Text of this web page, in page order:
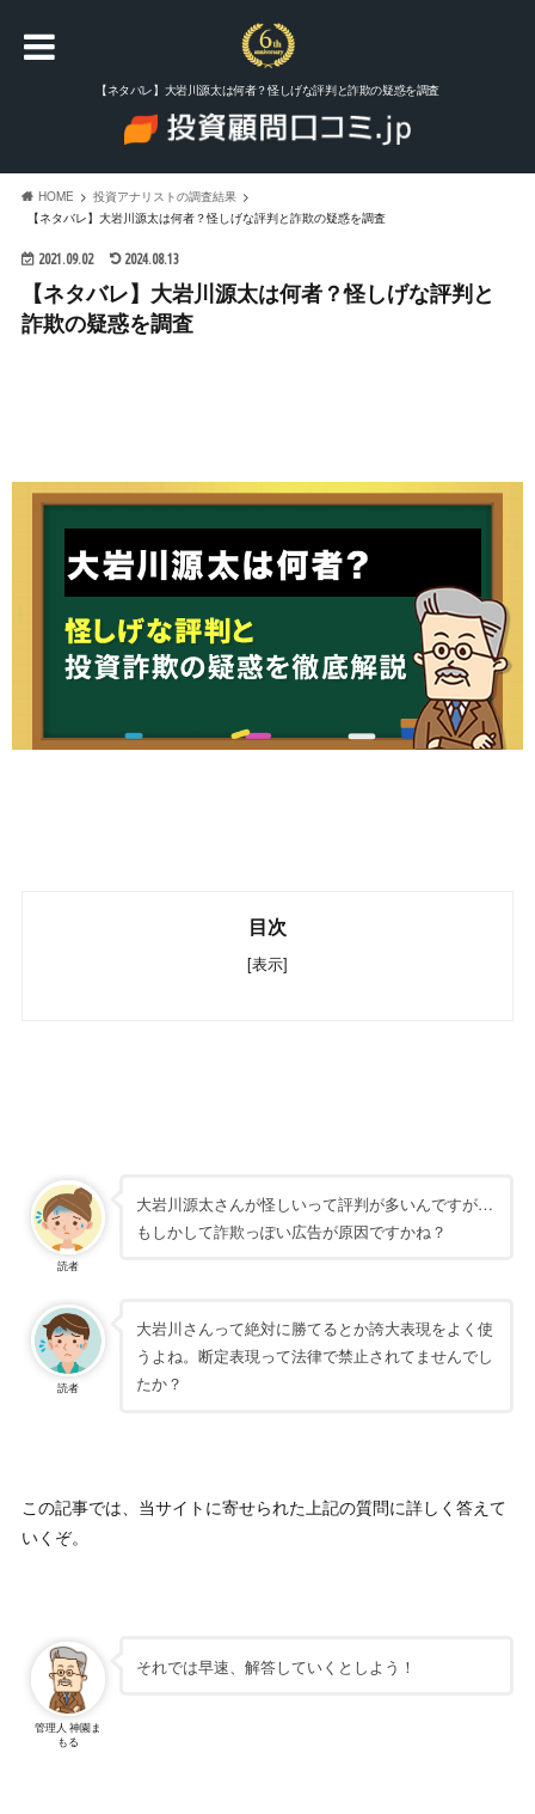
【ネタバレ】大岩川源太は何者？怪しげな評判と詐欺の疑惑を調査
HOME
投資アナリストの調査結果
【ネタバレ】大岩川源太は何者？怪しげな評判と詐欺の疑惑を調査
2021.09.02 2024.08.13
【ネタバレ】大岩川源太は何者？怪しげな評判と
詐欺の疑惑を調査
目次
[表示]
読者
大岩川源太さんが怪しいって評判が多いんですが…
もしかして詐欺っぽい広告が原因ですかね？
読者
大岩川さんって絶対に勝てるとか誇大表現をよく使
うよね。断定表現って法律で禁止されてませんでし
たか？
この記事では、当サイトに寄せられた上記の質問に詳しく答えて
いくぞ。
管理人 神園ま
もる
それでは早速、解答していくとしよう！